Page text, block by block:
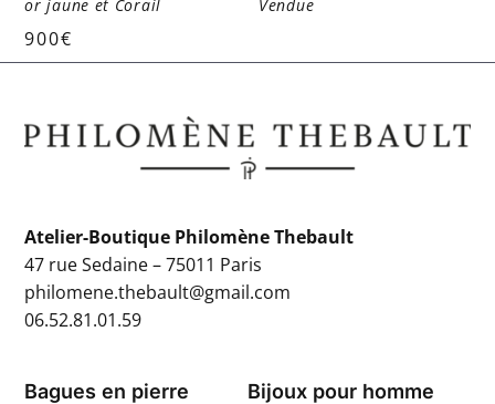
or jaune et Corail
900€
Vendue
Atelier-Boutique Philomène Thebault
47 rue Sedaine – 75011 Paris
philomene.thebault@gmail.com
06.52.81.01.59
Bagues en pierre Bijoux pour homme